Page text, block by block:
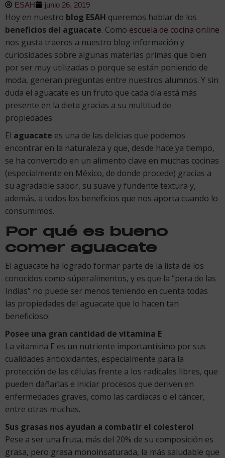
ESAH junio 26, 2019
Hoy en nuestro blog ESAH queremos hablar de los
beneficios del aguacate. Como escuela de cocina online
nos gusta traeros a nuestro blog información y
curiosidades sobre algunas materias primas que bien
por ser muy utilizadas o porque se están poniendo de
moda, generan preguntas entre nuestros alumnos. Y sin
duda el aguacate es un fruto que cada día está más
presente en la dieta gracias a su multitud de
propiedades.
El aguacate es una de las delicias que podemos
encontrar en la naturaleza y que, desde hace ya tiempo,
se ha convertido en un alimento clave en muchas cocinas
(especialmente en México, de donde procede) gracias a
su agradable sabor, su suave y fundente textura y,
además, a todos los beneficios que nos aporta cuando lo
consumimos.
Por qué es bueno
comer aguacate
El aguacate ha logrado formar parte de la lista de los
conocidos como súperalimentos, y es que la “pera de las
Indias” no puede ser menos teniendo en cuenta todas
las propiedades del aguacate que lo hacen tan
beneficioso:
Posee una gran cantidad de vitamina E
La vitamina E es un nutriente importantísimo por sus
cualidades antioxidantes, especialmente para la
protección de las células frente a los radicales libres, que
pueden dañarlas e iniciar procesos que deriven en
enfermedades graves, como las cardíacas o el cáncer,
entre otras muchas.
Sus grasas nos ayudan a combatir el colesterol
Pese a ser una fruta, más del 20% de su composición es
grasa, pero grasa monoinsaturada, la más saludable que